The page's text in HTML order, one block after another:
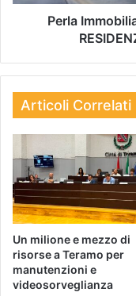
Perla
Articoli Correlati
Un milione e mezzo di
risorse a Teramo per
manutenzioni e
videosorveglianza